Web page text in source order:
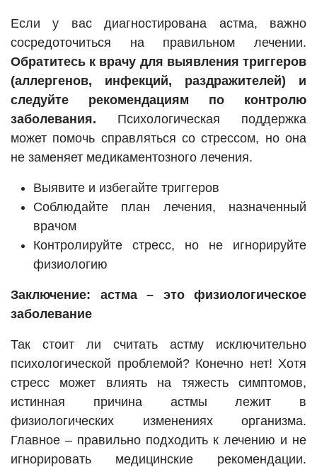
Если у вас диагностирована астма, важно
сосредоточиться на правильном лечении.
Обратитесь к врачу для выявления триггеров
(аллергенов, инфекций, раздражителей) и
следуйте рекомендациям по контролю
заболевания. Психологическая поддержка
может помочь справляться со стрессом, но она
не заменяет медикаментозного лечения.
Выявите и избегайте триггеров
Соблюдайте план лечения, назначенный
врачом
Контролируйте стресс, но не игнорируйте
физиологию
Заключение: астма – это физиологическое
заболевание
Так стоит ли считать астму исключительно
психологической проблемой? Конечно нет! Хотя
стресс может влиять на тяжесть симптомов,
истинная причина астмы лежит в
физиологических изменениях организма.
Главное – правильно подходить к лечению и не
игнорировать медицинские рекомендации.